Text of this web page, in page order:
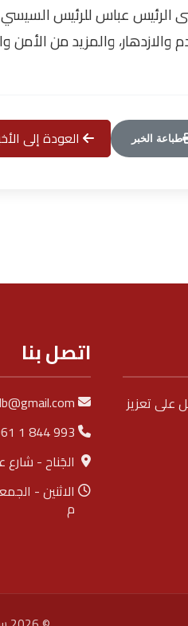
الرئيس عباس للرئيس
والازدهار، والمزيد من الأمن
العودة إلى طباعة الخبر
على تعزيز
اتصل بنا
1 844 993
الجَناح - شارع
م